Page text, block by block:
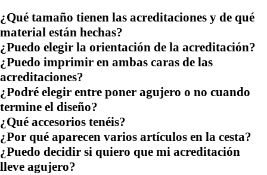
¿Qué tamaño tienen las acreditaciones y de qué
material están hechas?
¿Puedo elegir la orientación de la acreditación?
¿Puedo imprimir en ambas caras de las
acreditaciones?
¿Podré elegir entre poner agujero o no cuando
termine el diseño?
¿Qué accesorios tenéis?
¿Por qué aparecen varios artículos en la cesta?
¿Puedo decidir si quiero que mi acreditación
lleve agujero?